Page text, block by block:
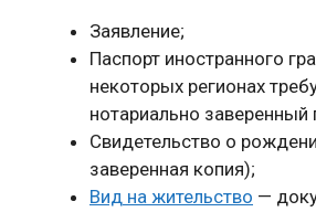
Заявление;
Паспорт иностранного
некоторых регионах
нотариально заверенный
Свидетельство о
заверенная копия);
Вид на жительство —